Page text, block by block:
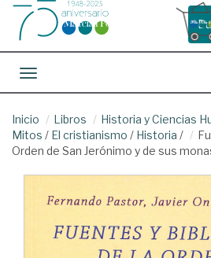
Toggle navigation
Inicio Libros Historia y Ciencias
Mitos / El cristianismo / Historia /
Orden de San Jerónimo y de sus